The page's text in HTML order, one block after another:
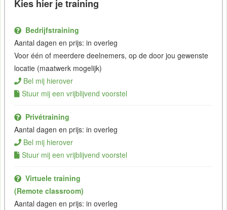
Kies hier je training
Bedrijfstraining
Aantal dagen en prijs: in overleg
Voor één of meerdere deelnemers, op de door jou gewenste
locatie (maatwerk mogelijk)
Bel mij hierover
Stuur mij een vrijblijvend voorstel
Privétraining
Aantal dagen en prijs: in overleg
Bel mij hierover
Stuur mij een vrijblijvend voorstel
Virtuele training
(Remote classroom)
Aantal dagen en prijs: in overleg